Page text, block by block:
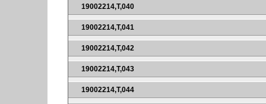
19002214,T,040
19002214,T,041
19002214,T,042
19002214,T,043
19002214,T,044